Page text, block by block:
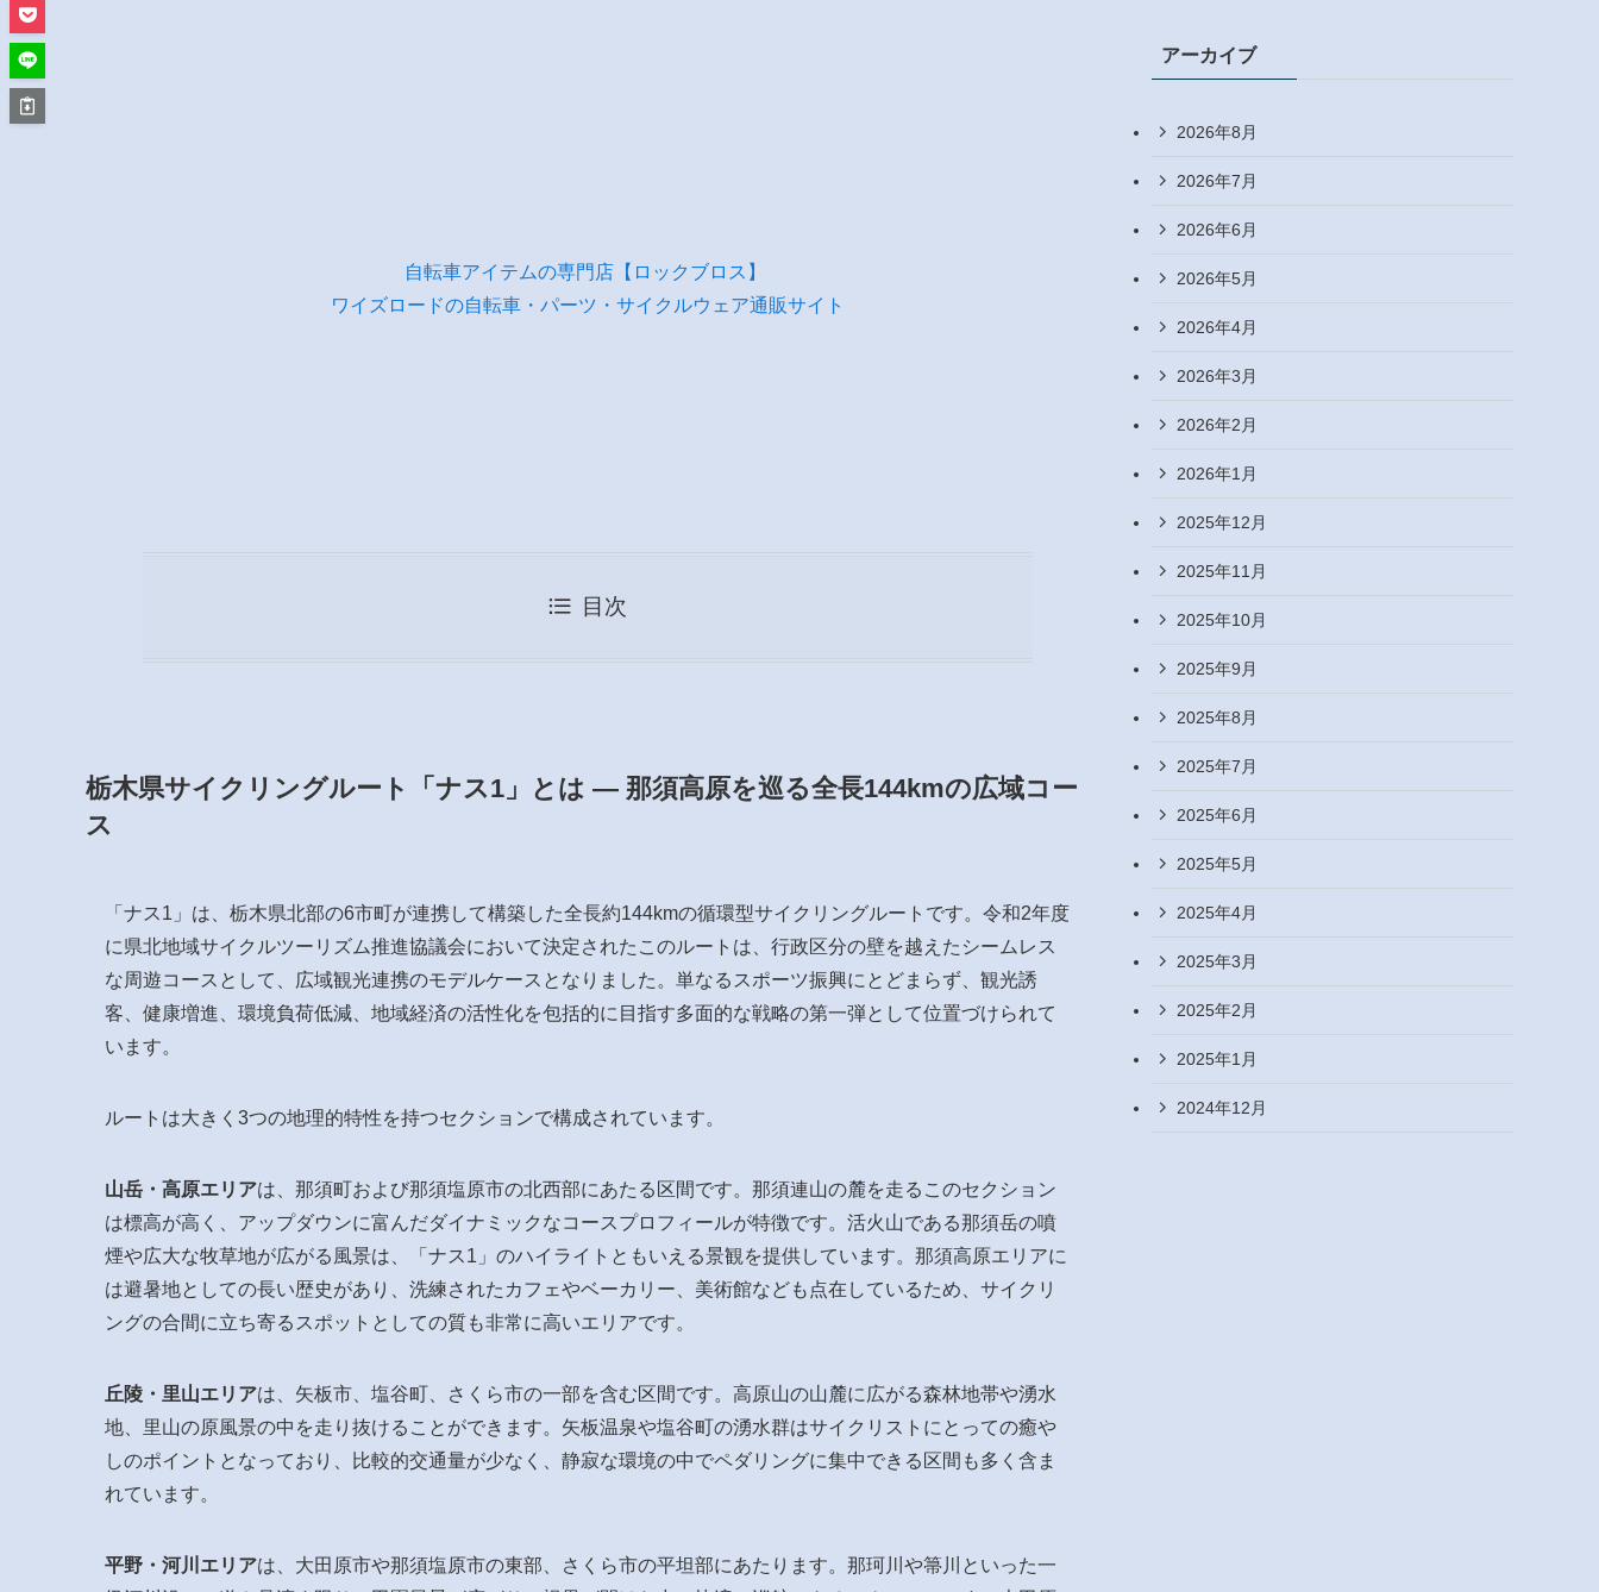
自転車アイテムの専門店【ロックブロス】
ワイズロードの自転車・パーツ・サイクルウェア通販サイト
目次
栃木県サイクリングルート「ナス1」とは — 那須高原を巡る全長144kmの広域コー
ス
「ナス1」は、栃木県北部の6市町が連携して構築した全長約144kmの循環型サイクリングルートです。令和2年度
に県北地域サイクルツーリズム推進協議会において決定されたこのルートは、行政区分の壁を越えたシームレス
な周遊コースとして、広域観光連携のモデルケースとなりました。単なるスポーツ振興にとどまらず、観光誘
客、健康増進、環境負荷低減、地域経済の活性化を包括的に目指す多面的な戦略の第一弾として位置づけられて
います。
ルートは大きく3つの地理的特性を持つセクションで構成されています。
山岳・高原エリアは、那須町および那須塩原市の北西部にあたる区間です。那須連山の麓を走るこのセクション
は標高が高く、アップダウンに富んだダイナミックなコースプロフィールが特徴です。活火山である那須岳の噴
煙や広大な牧草地が広がる風景は、「ナス1」のハイライトともいえる景観を提供しています。那須高原エリアに
は避暑地としての長い歴史があり、洗練されたカフェやベーカリー、美術館なども点在しているため、サイクリ
ングの合間に立ち寄るスポットとしての質も非常に高いエリアです。
丘陵・里山エリアは、矢板市、塩谷町、さくら市の一部を含む区間です。高原山の山麓に広がる森林地帯や湧水
地、里山の原風景の中を走り抜けることができます。矢板温泉や塩谷町の湧水群はサイクリストにとっての癒や
しのポイントとなっており、比較的交通量が少なく、静寂な環境の中でペダリングに集中できる区間も多く含ま
れています。
平野・河川エリアは、大田原市や那須塩原市の東部、さくら市の平坦部にあたります。那珂川や箒川といった一
アーカイブ
2026年8月
2026年7月
2026年6月
2026年5月
2026年4月
2026年3月
2026年2月
2026年1月
2025年12月
2025年11月
2025年10月
2025年9月
2025年8月
2025年7月
2025年6月
2025年5月
2025年4月
2025年3月
2025年2月
2025年1月
2024年12月